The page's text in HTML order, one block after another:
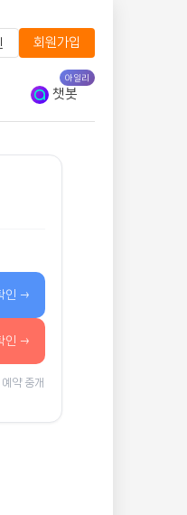
회원가입
챗봇
아일리
인 →
인 →
약 중개